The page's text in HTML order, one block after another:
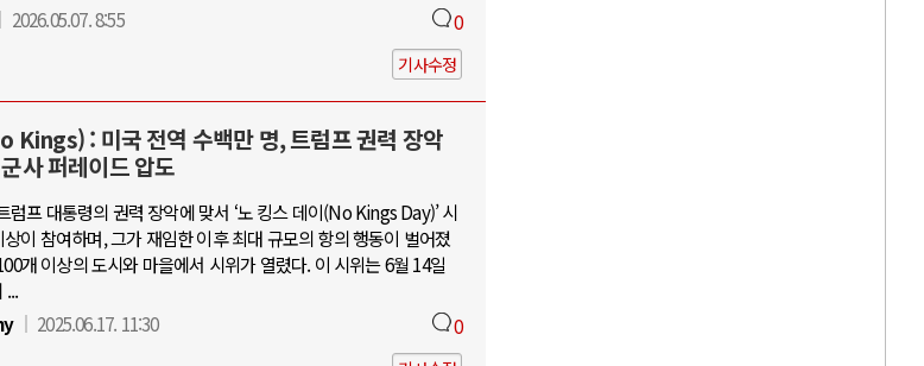
2026.05.07. 8:55 0
기사수정
Kings) : 미국 전역 수백만 명, 트럼프 권력 장악
사 퍼레이드 압도
럼프 대통령의 권력 장악에 맞서 ‘노 킹스 데이(No Kings Day)’ 시
이 참여하며, 그가 재임한 이후 최대 규모의 항의 행동이 벌어졌
개 이상의 도시와 마을에서 시위가 열렸다. 이 시위는 6월 14일
...
2025.06.17. 11:30 0